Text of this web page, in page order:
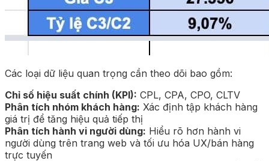
Các loại dữ liệu quan trọng cần theo dõi bao gồm:
Chỉ số hiệu suất chính (KPI): CPL, CPA, CPO, CLTV
Phân tích nhóm khách hàng: Xác định tập khách hàng
giá trị để tăng hiệu quả tiếp thị
Phân tích hành vi người dùng: Hiểu rõ hơn hành vi
người dùng trên trang web và tối ưu hóa UX/bán hàng
trực tuyến